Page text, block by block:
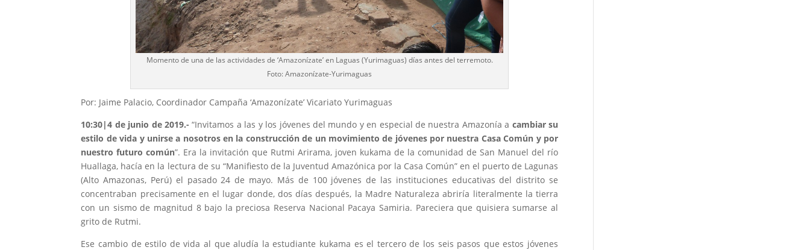
Momento de una de las actividades de ‘Amazonízate’ en Laguas (Yurimaguas) días antes del terremoto.
Foto: Amazonízate-Yurimaguas
Por: Jaime Palacio, Coordinador Campaña ‘Amazonízate’ Vicariato Yurimaguas
10:30|4 de junio de 2019.-“Invitamos a las y los jóvenes del mundo y en especial de nuestra Amazonía a cambiar su
estilo de vida y unirse a nosotros en la construcción de un movimiento de jóvenes por nuestra Casa Común y por
nuestro futuro común”. Era la invitación que Rutmi Arirama, joven kukama de la comunidad de San Manuel del río
Huallaga, hacía en la lectura de su “Manifiesto de la Juventud Amazónica por la Casa Común” en el puerto de Lagunas
(Alto Amazonas, Perú) el pasado 24 de mayo. Más de 100 jóvenes de las instituciones educativas del distrito se
concentraban precisamente en el lugar donde, dos días después, la Madre Naturaleza abriría literalmente la tierra
con un sismo de magnitud 8 bajo la preciosa Reserva Nacional Pacaya Samiria. Pareciera que quisiera sumarse al
grito de Rutmi.
Ese cambio de estilo de vida al que aludía la estudiante kukama es el tercero de los seis pasos que estos jóvenes